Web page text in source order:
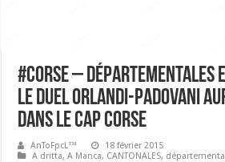
#Corse – Départementales
le duel Orlandi-Padovani
dans le Cap Corse
AnToFpcL™
18 février 2015
A dritta, A Manca, CANTONALES,